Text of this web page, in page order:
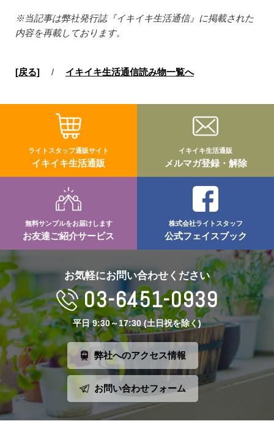
※当記事は弊社発行誌『イキイキ生活通信』に掲載された
内容を再載しております。
[戻る] / イキイキ生活通信読み物一覧へ
ライトスタッフ通販サイト
イキイキ生活通販
イキイキ生活通販
メルマガ登録・解除
無料サンプルをお届けします
お友達ご紹介サービス
株式会社ライトスタッフ
公式フェイスブック
お気軽にお問い合わせください
03-6451-0939
平日 9:30～17:30 (土日祝を除く)
弊社へのアクセス情報
お問い合わせフォーム